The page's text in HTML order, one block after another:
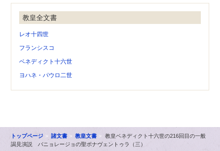
教皇全文書
レオ十四世
フランシスコ
ベネディクト十六世
ヨハネ・パウロ二世
トップページ 諸文書 教皇文書
教皇ベネディクト十六世の216回目の一般
謁見演説 バニョレージョの聖ボナヴェントゥラ（三）